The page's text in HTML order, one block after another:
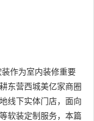
作为室内装修重要
东营西城美亿家商圈
线下实体门店，面向
软装定制服务，本篇